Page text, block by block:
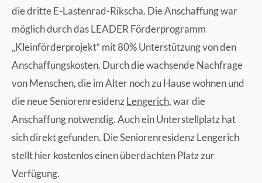
die dritte E-Lastenrad-Rikscha. Die Anschaffung war
möglich durch das LEADER Förderprogramm
„Kleinförderprojekt“ mit 80% Unterstützung von den
Anschaffungskosten. Durch die wachsende Nachfrage
von Menschen, die im Alter noch zu Hause wohnen und
die neue SeniorenresidenzLengerich, war die
Anschaffung notwendig. Auch ein Unterstellplatz hat
sich direkt gefunden. Die Seniorenresidenz Lengerich
stellt hier kostenlos einen überdachten Platz zur
Verfügung.